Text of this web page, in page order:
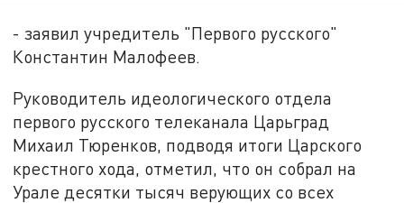
- заявил учредитель "Первого русского"
Константин Малофеев.
Руководитель идеологического отдела
первого русского телеканала Царьград
Михаил Тюренков, подводя итоги Царского
крестного хода, отметил, что он собрал на
Урале десятки тысяч верующих со всех